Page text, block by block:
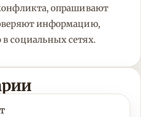
опрашивают
информацию,
социальных сетях.